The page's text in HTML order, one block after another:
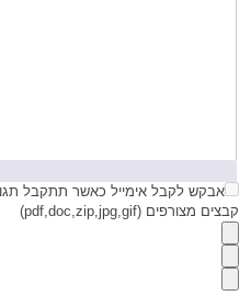
אבקש לקבל אימייל כאשר תתקבל
קבצים מצורפים (pdf,doc,zip,jpg,gif)